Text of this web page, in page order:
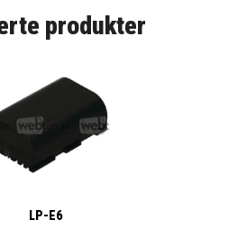
produkter
LP-E6